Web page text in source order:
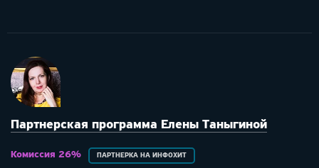
Партнерская программа Елены Таныгиной
Комиссия 26% ПАРТНЕРКА НА ИНФОХИТ